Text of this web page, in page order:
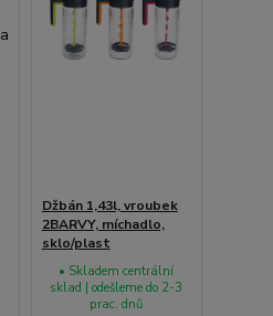
Džbán 1,43l, vroubek
2BARVY, míchadlo,
sklo/plast
• Skladem centrální
sklad | odešleme do 2-3
prac. dnů